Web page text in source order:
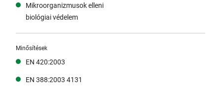
Mikroorganizmusok elleni
biológiai védelem
Minősítések
EN 420:2003
EN 388:2003 4131